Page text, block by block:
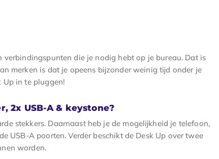
verbindingspunten die je nodig hebt op je bureau. Dat is
merken is dat je opeens bijzonder weinig tijd onder je
Up in te pluggen!
2x USB-A & keystone?
stekkers. Daarnaast heb je de mogelijkheid je telefoon,
USB-A poorten. Verder beschikt de Desk Up over twee
worden.